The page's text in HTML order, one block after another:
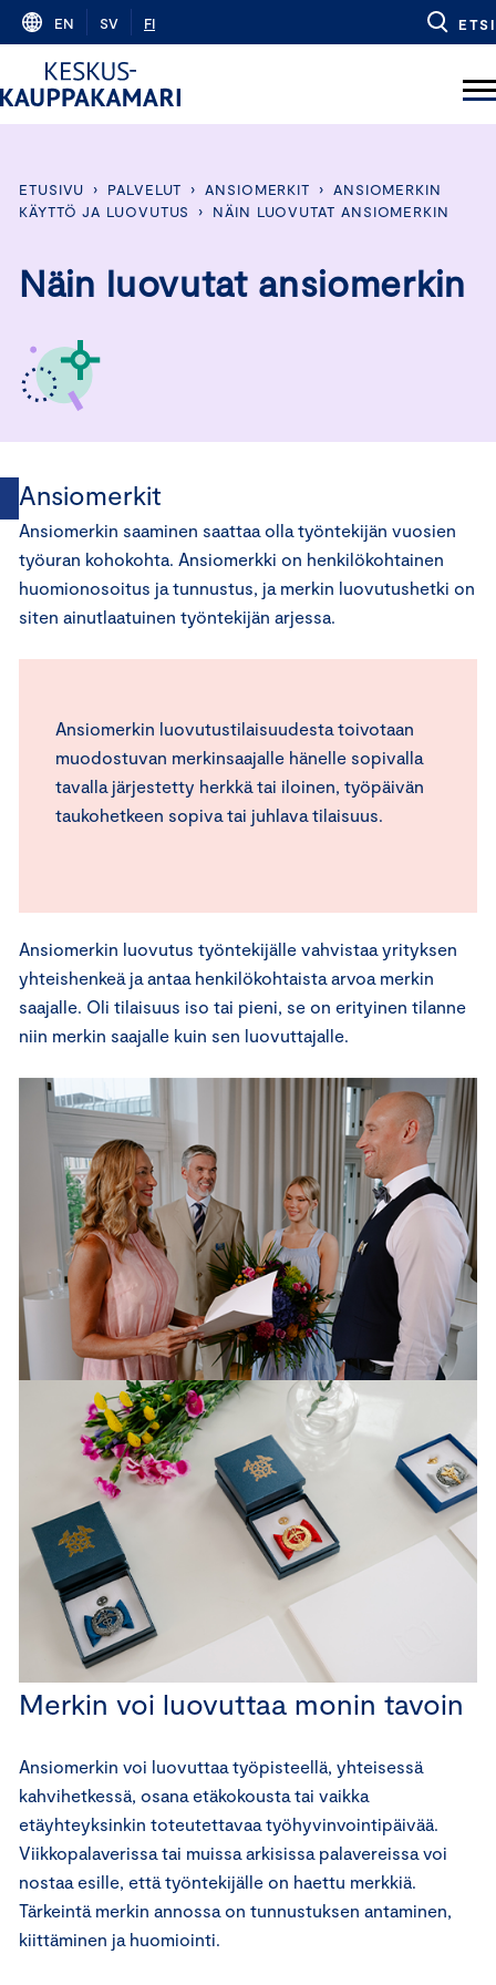
Skip
content
EN SV FI ETSI
ETUSIVU › PALVELUT › ANSIOMERKIT › ANSIOMERKIN
KÄYTTÖ JA LUOVUTUS
› NÄIN LUOVUTAT ANSIOMERKIN
Näin luovutat ansiomerkin
Ansiomerkit
Ansiomerkin saaminen saattaa olla työntekijän vuosien
työuran kohokohta. Ansiomerkki on henkilökohtainen
huomionosoitus ja tunnustus, ja merkin luovutushetki on
siten ainutlaatuinen työntekijän arjessa.
Ansiomerkin luovutustilaisuudesta toivotaan
muodostuvan merkinsaajalle hänelle sopivalla
tavalla järjestetty herkkä tai iloinen, työpäivän
taukohetkeen sopiva tai juhlava tilaisuus.
Ansiomerkin luovutus työntekijälle vahvistaa yrityksen
yhteishenkeä ja antaa henkilökohtaista arvoa merkin
saajalle. Oli tilaisuus iso tai pieni, se on erityinen tilanne
niin merkin saajalle kuin sen luovuttajalle.
Merkin voi luovuttaa monin tavoin
Ansiomerkin voi luovuttaa työpisteellä, yhteisessä
kahvihetkessä, osana etäkokousta tai vaikka
etäyhteyksinkin toteutettavaa työhyvinvointipäivää.
Viikkopalaverissa tai muissa arkisissa palavereissa voi
nostaa esille, että työntekijälle on haettu merkkiä.
Tärkeintä merkin annossa on tunnustuksen antaminen,
kiittäminen ja huomiointi.